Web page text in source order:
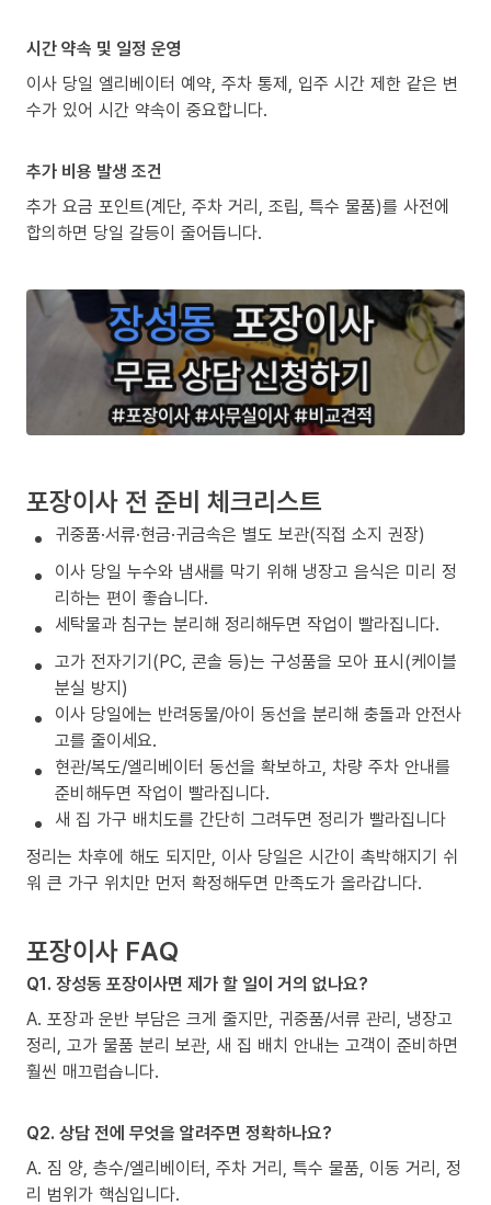
시간 약속 및 일정 운영
이사 당일 엘리베이터 예약, 주차 통제, 입주 시간 제한 같은 변
수가 있어 시간 약속이 중요합니다.
추가 비용 발생 조건
추가 요금 포인트(계단, 주차 거리, 조립, 특수 물품)를 사전에
합의하면 당일 갈등이 줄어듭니다.
포장이사 전 준비 체크리스트
귀중품·서류·현금·귀금속은 별도 보관(직접 소지 권장)
이사 당일 누수와 냄새를 막기 위해 냉장고 음식은 미리 정
리하는 편이 좋습니다.
세탁물과 침구는 분리해 정리해두면 작업이 빨라집니다.
고가 전자기기(PC, 콘솔 등)는 구성품을 모아 표시(케이블
분실 방지)
이사 당일에는 반려동물/아이 동선을 분리해 충돌과 안전사
고를 줄이세요.
현관/복도/엘리베이터 동선을 확보하고, 차량 주차 안내를
준비해두면 작업이 빨라집니다.
새 집 가구 배치도를 간단히 그려두면 정리가 빨라집니다
정리는 차후에 해도 되지만, 이사 당일은 시간이 촉박해지기 쉬
워 큰 가구 위치만 먼저 확정해두면 만족도가 올라갑니다.
포장이사 FAQ
Q1. 장성동 포장이사면 제가 할 일이 거의 없나요?
A. 포장과 운반 부담은 크게 줄지만, 귀중품/서류 관리, 냉장고
정리, 고가 물품 분리 보관, 새 집 배치 안내는 고객이 준비하면
훨씬 매끄럽습니다.
Q2. 상담 전에 무엇을 알려주면 정확하나요?
A. 짐 양, 층수/엘리베이터, 주차 거리, 특수 물품, 이동 거리, 정
리 범위가 핵심입니다.